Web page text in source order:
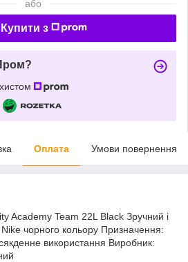
або
Купити з
Оплата Умови повернення
Academy Team 22L Black Зручний і
чорного кольору Призначення:
використання Виробник: